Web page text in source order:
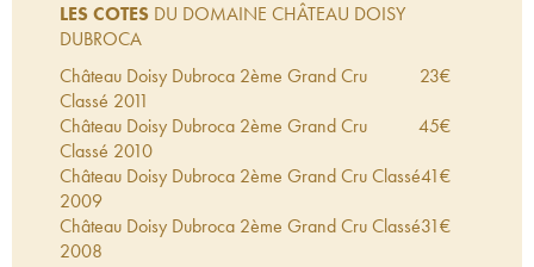
également de Climens, il est doté d'un fabuleux
terroir très prompt au développement du botrytis
cinerea. En 2014, le regretté Denis Duboudieu
(Doisy Daëne) rachète à la famille Lurton Doisy
Dubroca, reformant à cette occasion une partie de
l'ancien grand domaine de Doisy.
LES COTES DU DOMAINE CHÂTEAU DOISY
DUBROCA
Château Doisy Dubroca 2ème Grand Cru
Classé 2011
23€
Château Doisy Dubroca 2ème Grand Cru
Classé 2010
45€
Château Doisy Dubroca 2ème Grand Cru Classé
2009
41€
Château Doisy Dubroca 2ème Grand Cru Classé
2008
31€